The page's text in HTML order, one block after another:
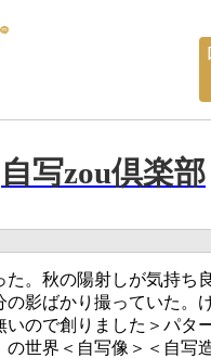
自写zou倶楽部
た。秋の陽射しが気持ち
の影ばかり撮っていた。
いので創りました＞パタ
の世界＜自写像＞＜自写